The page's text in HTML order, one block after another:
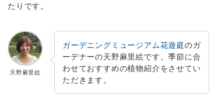
たりです。
天野麻里絵
ガーデニングミュージアム花遊庭のガ
ーデナーの天野麻里絵です。季節に合
わせておすすめの植物紹介をさせてい
ただきます。